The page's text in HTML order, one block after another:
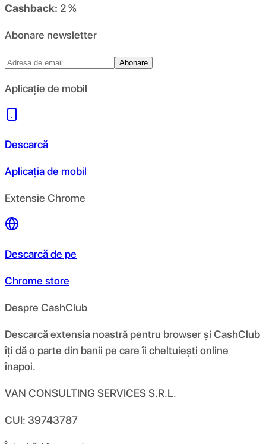
Cashback: 2 %
Abonare newsletter
Abonare
Aplicație de mobil
Descarcă
Aplicația de mobil
Extensie Chrome
Descarcă de pe
Chrome store
Despre CashClub
Descarcă extensia noastră pentru browser și CashClub
îți dă o parte din banii pe care îi cheltuiești online
înapoi.
VAN CONSULTING SERVICES S.R.L.
CUI: 39743787